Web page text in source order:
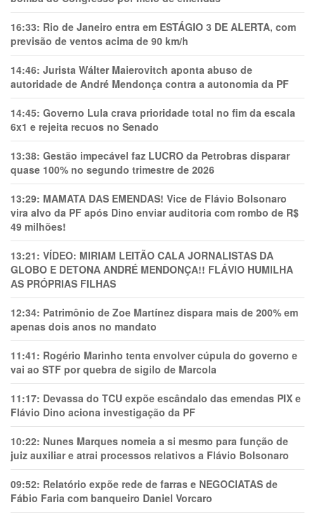
16:33: Rio de Janeiro entra em ESTÁGIO 3 DE ALERTA, com
previsão de ventos acima de 90 km/h
14:46: Jurista Wálter Maierovitch aponta abuso de
autoridade de André Mendonça contra a autonomia da PF
14:45: Governo Lula crava prioridade total no fim da escala
6x1 e rejeita recuos no Senado
13:38: Gestão impecável faz LUCRO da Petrobras disparar
quase 100% no segundo trimestre de 2026
13:29: MAMATA DAS EMENDAS! Vice de Flávio Bolsonaro
vira alvo da PF após Dino enviar auditoria com rombo de R$
49 milhões!
13:21: VÍDEO: MIRIAM LEITÃO CALA JORNALISTAS DA
GLOBO E DETONA ANDRÉ MENDONÇA!! FLÁVIO HUMILHA
AS PRÓPRIAS FILHAS
12:34: Patrimônio de Zoe Martínez dispara mais de 200% em
apenas dois anos no mandato
11:41: Rogério Marinho tenta envolver cúpula do governo e
vai ao STF por quebra de sigilo de Marcola
11:17: Devassa do TCU expõe escândalo das emendas PIX e
Flávio Dino aciona investigação da PF
10:22: Nunes Marques nomeia a si mesmo para função de
juiz auxiliar e atrai processos relativos a Flávio Bolsonaro
09:52: Relatório expõe rede de farras e NEGOCIATAS de
Fábio Faria com banqueiro Daniel Vorcaro